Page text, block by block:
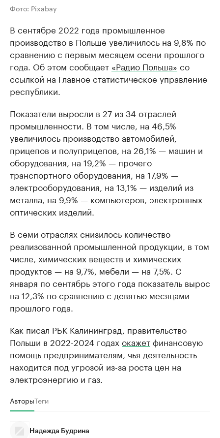
Фото: Pixabay
В сентябре 2022 года промышленное
производство в Польше увеличилось на 9,8% по
сравнению с первым месяцем осени прошлого
года. Об этом сообщает «Радио Польша» со
ссылкой на Главное статистическое управление
республики.
Показатели выросли в 27 из 34 отраслей
промышленности. В том числе, на 46,5%
увеличилось производство автомобилей,
прицепов и полуприцепов, на 26,1% — машин и
оборудования, на 19,2% — прочего
транспортного оборудования, на 17,9% —
электрооборудования, на 13,1% — изделий из
металла, на 9,9% — компьютеров, электронных
оптических изделий.
В семи отраслях снизилось количество
реализованной промышленной продукции, в том
числе, химических веществ и химических
продуктов — на 9,7%, мебели — на 7,5%. С
января по сентябрь этого года показатель вырос
на 12,3% по сравнению с девятью месяцами
прошлого года.
Как писал РБК Калининград, правительство
Польши в 2022-2024 годах окажетфинансовую
помощь предпринимателям, чья деятельность
находится под угрозой из-за роста цен на
электроэнергию и газ.
АвторыТеги
Надежда Будрина